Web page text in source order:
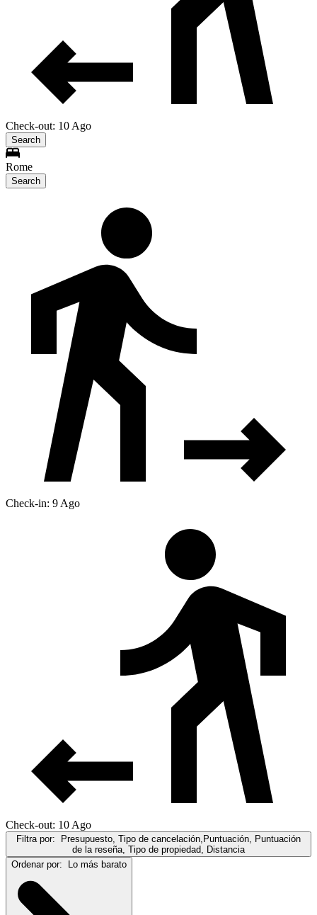
Check-out: 10 Ago
Search
Rome
Search
Check-in: 9 Ago
Check-out: 10 Ago
Filtra por:
Presupuesto, Tipo de cancelación,Puntuación, Puntuación
de la reseña, Tipo de propiedad, Distancia
Ordenar por:
Lo más barato